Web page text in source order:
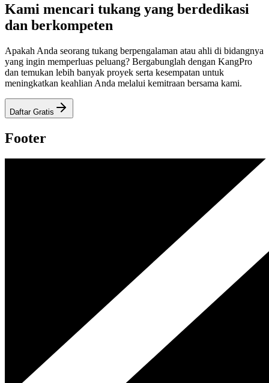
Kami mencari tukang yang berdedikasi
dan berkompeten
Apakah Anda seorang tukang berpengalaman atau ahli di bidangnya
yang ingin memperluas peluang? Bergabunglah dengan KangPro
dan temukan lebih banyak proyek serta kesempatan untuk
meningkatkan keahlian Anda melalui kemitraan bersama kami.
Daftar Gratis
Footer